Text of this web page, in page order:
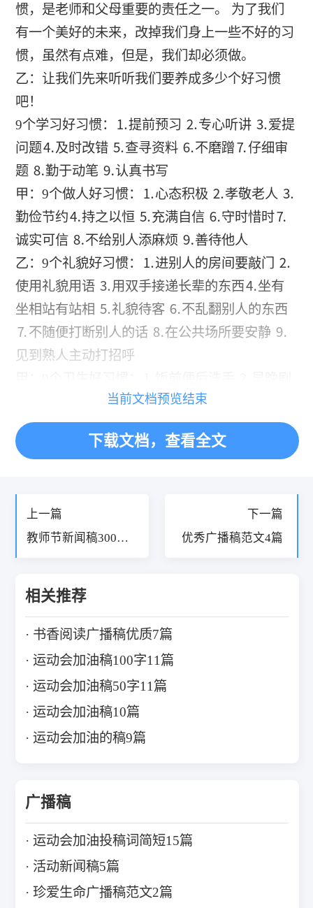
惯，是老师和父母重要的责任之一。 为了我们
有一个美好的未来，改掉我们身上一些不好的习
惯，虽然有点难，但是，我们却必须做。
乙：让我们先来听听我们要养成多少个好习惯
吧！
9个学习好习惯：⒈提前预习 ⒉专心听讲 ⒊爱提
问题⒋及时改错 ⒌查寻资料 ⒍不磨蹭⒎仔细审
题 ⒏勤于动笔 ⒐认真书写
甲：9个做人好习惯：⒈心态积极 ⒉孝敬老人 ⒊
勤俭节约⒋持之以恒 ⒌充满自信 ⒍守时惜时⒎
诚实可信 ⒏不给别人添麻烦 ⒐善待他人
乙：9个礼貌好习惯：⒈进别人的房间要敲门 ⒉
使用礼貌用语 ⒊用双手接递长辈的东西⒋坐有
坐相站有站相 ⒌礼貌待客 ⒍不乱翻别人的东西
⒎不随便打断别人的话 ⒏在公共场所要安静 ⒐
见到熟人主动打招呼
牙 ⒊每晚洗脚、洗袜子⒋手脏了及时洗 ⒌不随
意席地而坐 ⒍常换衣服常洗澡⒎不随地吐痰 ⒏
不乱扔垃圾 ⒐
当前文档预览结束
下载文档，查看全文
上一篇
教师节新闻稿300字
下一篇
优秀广播稿范文4篇
相关推荐
书香阅读广播稿优质7篇
运动会加油稿100字11篇
运动会加油稿50字11篇
运动会加油稿10篇
运动会加油的稿9篇
广播稿
运动会加油投稿词简短15篇
活动新闻稿5篇
珍爱生命广播稿范文2篇